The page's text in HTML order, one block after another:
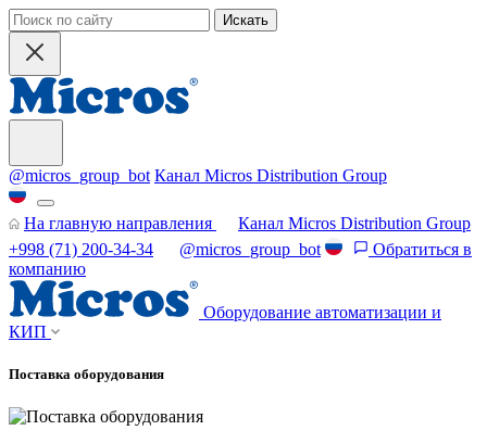
Искать
@micros_group_bot Канал Micros Distribution Group
На главную направления
Канал Micros Distribution Group
+998 (71) 200-34-34
@micros_group_bot
Обратиться в
компанию
Оборудование автоматизации и
КИП
Поставка оборудования